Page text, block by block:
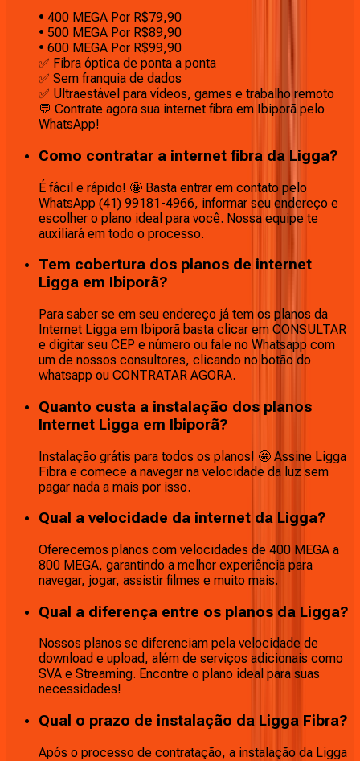
• 400 MEGA Por R$79,90
• 500 MEGA Por R$89,90
• 600 MEGA Por R$99,90
✅ Fibra óptica de ponta a ponta
✅ Sem franquia de dados
✅ Ultraestável para vídeos, games e trabalho remoto
💬 Contrate agora sua internet fibra em Ibiporã pelo
WhatsApp!
Como contratar a internet fibra da Ligga?
É fácil e rápido! 🤩 Basta entrar em contato pelo
WhatsApp (41) 99181-4966, informar seu endereço e
escolher o plano ideal para você. Nossa equipe te
auxiliará em todo o processo.
Tem cobertura dos planos de internet
Ligga em Ibiporã?
Para saber se em seu endereço já tem os planos da
Internet Ligga em Ibiporã basta clicar em CONSULTAR
e digitar seu CEP e número ou fale no Whatsapp com
um de nossos consultores, clicando no botão do
whatsapp ou CONTRATAR AGORA.
Quanto custa a instalação dos planos
Internet Ligga em Ibiporã?
Instalação grátis para todos os planos! 🤩 Assine Ligga
Fibra e comece a navegar na velocidade da luz sem
pagar nada a mais por isso.
Qual a velocidade da internet da Ligga?
Oferecemos planos com velocidades de 400 MEGA a
800 MEGA, garantindo a melhor experiência para
navegar, jogar, assistir filmes e muito mais.
Qual a diferença entre os planos da Ligga?
Nossos planos se diferenciam pela velocidade de
download e upload, além de serviços adicionais como
SVA e Streaming. Encontre o plano ideal para suas
necessidades!
Qual o prazo de instalação da Ligga Fibra?
Após o processo de contratação, a instalação da Ligga